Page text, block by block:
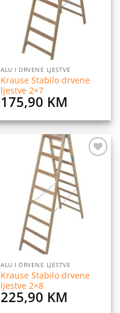
ALU I DRVENE LJESTVE
Krause Stabilo drvene
ljestve 2×7
175,90 KM
ALU I DRVENE LJESTVE
Krause Stabilo drvene
ljestve 2×8
225,90 KM